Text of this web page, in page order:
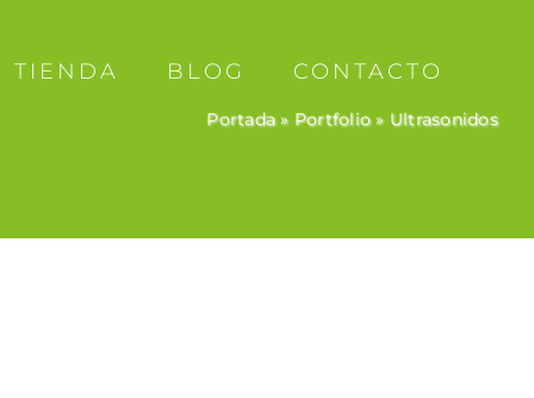
TIENDA BLOG CONTACTO
Portada» Portfolio» Ultrasonidos